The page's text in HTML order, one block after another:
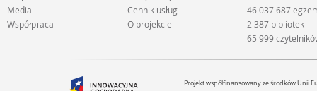
Media
Współpraca
Cennik usług
O projekcie
46 037 687
2 387 bibliotek
65 999
Projekt współfinansowany ze środków Unii